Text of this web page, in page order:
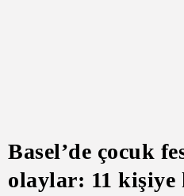
Basel’de çocuk
olaylar: 11 kişiye